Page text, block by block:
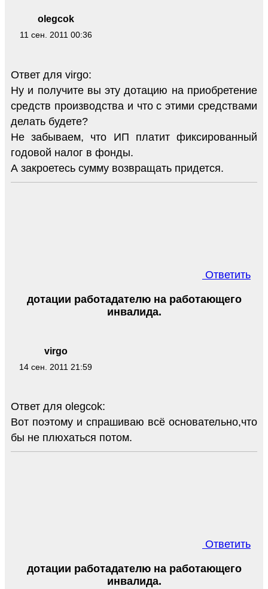
olegcok
11 сен. 2011 00:36
Ответ для virgo:
Ну и получите вы эту дотацию на приобретение
средств производства и что с этими средствами
делать будете?
Не забываем, что ИП платит фиксированный
годовой налог в фонды.
А закроетесь сумму возвращать придется.
Ответить
virgo
14 сен. 2011 21:59
дотации работадателю на работающего
инвалида.
Ответ для olegcok:
Вот поэтому и спрашиваю всё основательно,что
бы не плюхаться потом.
Ответить
дотации работадателю на работающего
инвалида.